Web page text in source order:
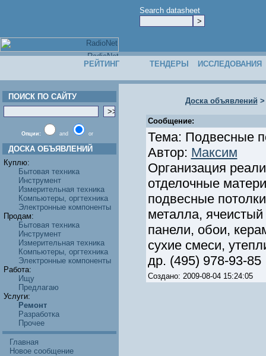
Search datasheet
РЕЙТИНГ ТЕНДЕРЫ ИССЛЕДОВАНИЯ
ПОИСК ПО САЙТУ
Опции: and or
ДОСКА ОБЪЯВЛЕНИЙ
Куплю:
Бытовая техника
Инструмент
Измерительная техника
Компьютеры, оргтехника
Электронные компоненты
Продам:
Бытовая техника
Инструмент
Измерительная техника
Компьютеры, оргтехника
Электронные компоненты
Работа:
Ищу
Предлагаю
Услуги:
Ремонт
Разработка
Прочее
Главная
Новое сообщение
Доска объявлений
Сообщение:
Тема: Подвесные
Автор: Максим
Организация
отделочные
подвесные
металла,
панели, обои,
сухие смеси,
др. (495) 978-93-85
Создано: 2009-08-04 15:24:05